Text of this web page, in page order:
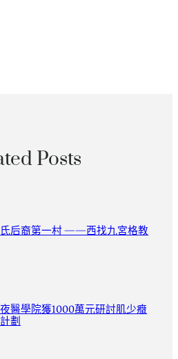
Posts
氏后裔第一村 ——西找九宮格教
醫學院獲1000萬元研討肌少癥
劃